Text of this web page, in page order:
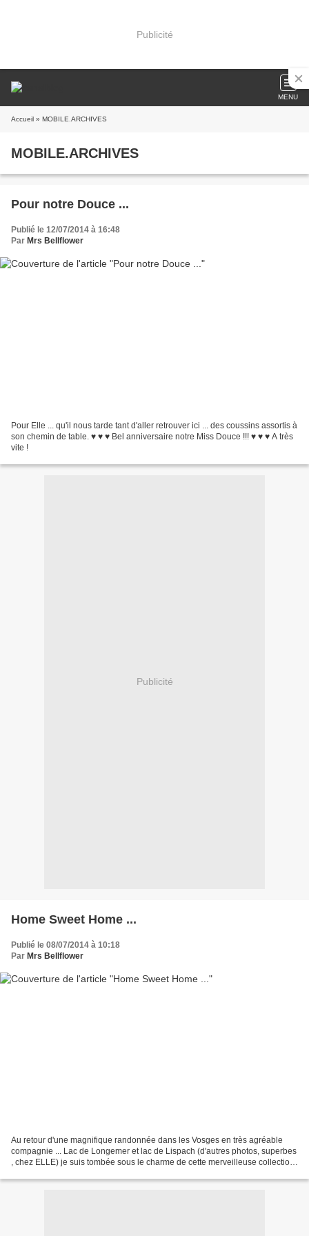
Publicité
MENU
Accueil » MOBILE.ARCHIVES
MOBILE.ARCHIVES
Pour notre Douce ...
Publié le 12/07/2014 à 16:48
Par Mrs Bellflower
Pour Elle ... qu'il nous tarde tant d'aller retrouver ici ... des coussins assortis à
son chemin de table. ♥ ♥ ♥ Bel anniversaire notre Miss Douce !!! ♥ ♥ ♥ A très
vite !
Publicité
Home Sweet Home ...
Publié le 08/07/2014 à 10:18
Par Mrs Bellflower
Au retour d'une magnifique randonnée dans les Vosges en très agréable
compagnie ... Lac de Longemer et lac de Lispach (d'autres photos, superbes
, chez ELLE) je suis tombée sous le charme de cette merveilleuse collection